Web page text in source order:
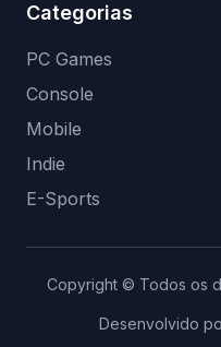
Categorias
PC Games
Console
Mobile
Indie
E-Sports
Copyright © Todos os
Desenvolvido